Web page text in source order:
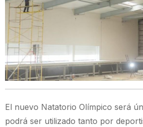
El nuevo Natatorio Olímpico será
podrá ser utilizado tanto por